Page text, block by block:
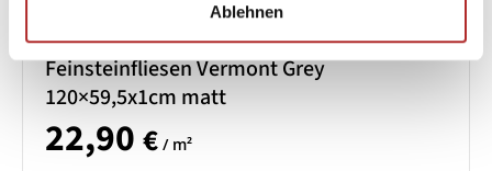
Ablehnen
Feinsteinfliesen Vermont Grey
120×59,5x1cm matt
22,90 € / m²